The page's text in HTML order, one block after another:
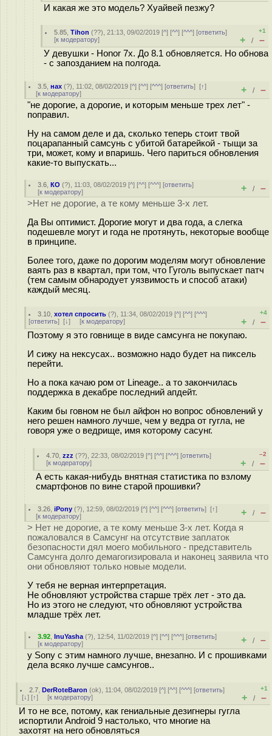
И какая же это модель? Хуайвей пезжy?
5.85 ,Tihon (??), 21:13, 09/02/2019 [^] [^^] [^^^] [ответить]
[к модератору]
+1
+ / –
У девушки - Honor 7x. До 8.1 обновляется. Но обнова
- с запозданием на полгода.
3.5 ,нах (?), 11:02, 08/02/2019 [^] [^^] [^^^] [ответить][↑]
[к модератору] + / –
"не дорогие, а дорогие, и которым меньше трех лет" -
поправил.
Ну на самом деле и да, сколько теперь стоит твой
поцарапанный самсунь с убитой батарейкой - тыщи за
три, может, кому и впаришь. Чего париться обновления
какие-то выпускать...
3.6 ,КО (?), 11:03, 08/02/2019 [^] [^^] [^^^] [ответить]
[к модератору] + / –
>Нет не дорогие, а те кому меньше 3-х лет.
Да Вы оптимист. Дорогие могут и два года, а слегка
подешевле могут и года не протянуть, некоторые вообще
в принципе.
Более того, даже по дорогим моделям могут обновление
ваять раз в квартал, при том, что Гуголь выпускает патч
(тем самым обнародует уязвимость и способ атаки)
каждый месяц.
3.10 ,хотел спросить (?), 11:34, 08/02/2019 [^] [^^] [^^^]
[ответить] [↓] [к модератору]
+4
+ / –
Поэтому я это говнище в виде самсунга не покупаю.
И сижу на нексусах.. возможно надо будет на пиксель
перейти.
Но а пока качаю ром от Lineage.. а то закончилась
поддержка в декабре последний апдейт.
Каким бы говном не был айфон но вопрос обновлений у
него решен намного лучше, чем у ведра от гугла, не
говоря уже о ведрище, имя которому сасунг.
4.70 ,zzz (??), 22:33, 08/02/2019 [^] [^^] [^^^] [ответить]
[к модератору]
–2
+ / –
А есть какая-нибудь внятная статистика по взлому
смартфонов по вине старой прошивки?
3.26 ,iPony (?), 12:59, 08/02/2019 [^] [^^] [^^^] [ответить][↑]
[к модератору] + / –
> Нет не дорогие, а те кому меньше 3-х лет. Когда я
пожаловался в Самсунг на отсутствие заплаток
безопасности дял моего мобильного - представитель
Самсунга долго демагогизировала и наконец заявила что
они обновляют только новые модели.
У тебя не верная интерпретация.
Не обновляют устройства старше трёх лет - это да.
Но из этого не следуют, что обновляют устройства
младше трёх лет.
3.92 ,InuYasha (?), 12:54, 11/02/2019 [^] [^^] [^^^] [ответить]
[к модератору] + / –
у Sony с этим намного лучше, внезапно. И с прошивками
дела всяко лучше самсунгов..
2.7 ,DerRoteBaron (ok), 11:04, 08/02/2019 [^] [^^] [^^^] [ответить]
[↓] [↑] [к модератору]
+1
+ / –
И то не все, потому, как гениальные дезигнеры гугла
испортили Android 9 настолько, что многие на
захотят на него обновляться